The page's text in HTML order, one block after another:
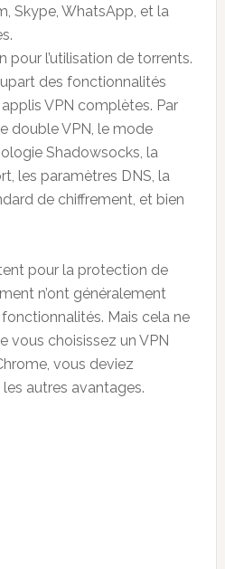
Skype, WhatsApp, et la
pour l’utilisation de torrents.
des fonctionnalités
VPN complètes. Par
double VPN, le mode
Shadowsocks, la
les paramètres DNS, la
de chiffrement, et bien
pour la protection de
n’ont généralement
Mais cela ne
vous choisissez un VPN
vous deviez
autres avantages.